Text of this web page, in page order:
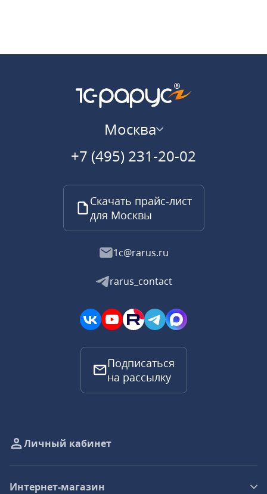
Москва
+7 (495) 231-20-02
Скачать прайс-лист
для Москвы
1c@rarus.ru
rarus_contact
Подписаться
на рассылку
Личный кабинет
Интернет-магазин